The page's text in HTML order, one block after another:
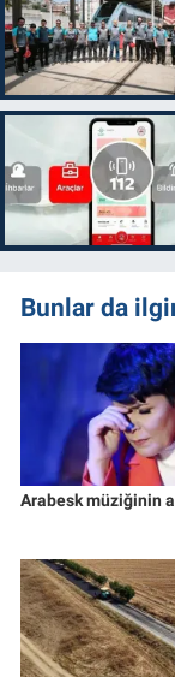
Bunlar da
Arabesk müziğinin